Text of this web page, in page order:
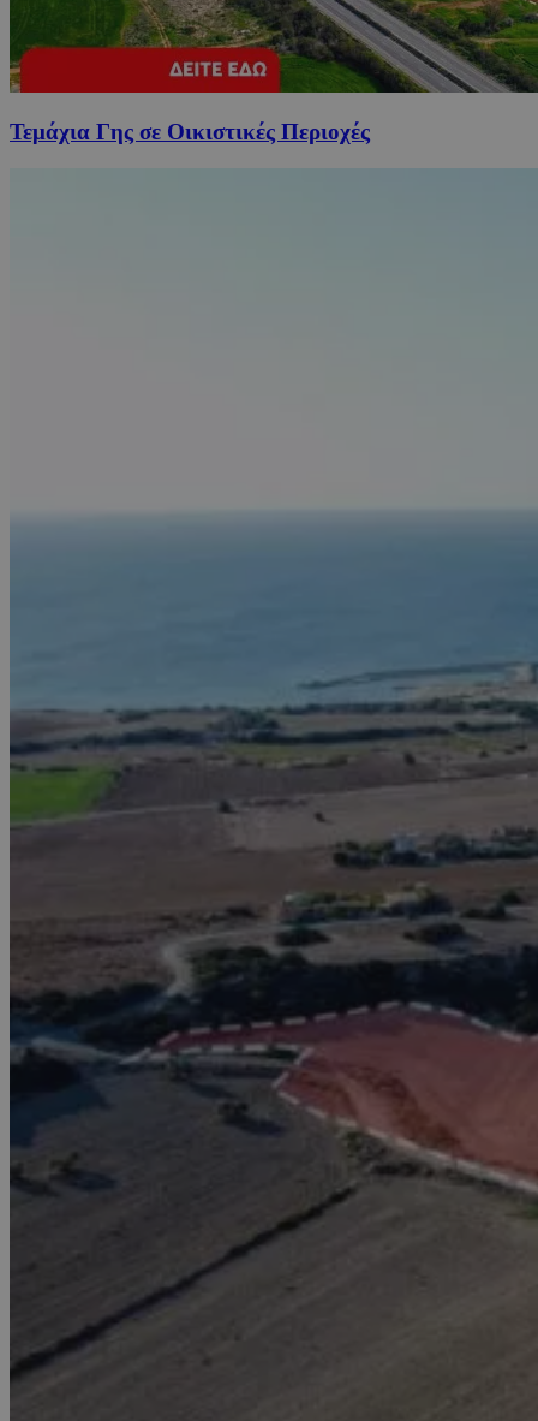
Τεμάχια Γης σε Οικιστικές Περιοχές